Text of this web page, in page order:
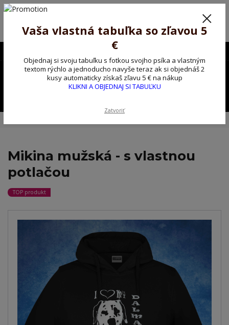
Poprosíme ctených zákazníkov o trpezlivosť, v tomto období máme
Preto sme Vám pripravili malý darček ako ospravedlnenie.
!!! ZĽAVA 5€ na PRVÚ objednávku nad 30€ s kódom pozorpes5 !!!
0,00 EUR
Mikina mužská - s vlastnou
potlačou
TOP produkt
Vaša vlastná tabuľka so zľavou 5
€
Objednaj si svoju tabuľku s fotkou svojho psíka a vlastným
textom rýchlo a jednoducho navyše teraz ak si objednáš 2
kusy automaticky získaš zľavu 5 € na nákup
KLIKNI A OBJEDNAJ SI TABUĽKU
Zatvoriť